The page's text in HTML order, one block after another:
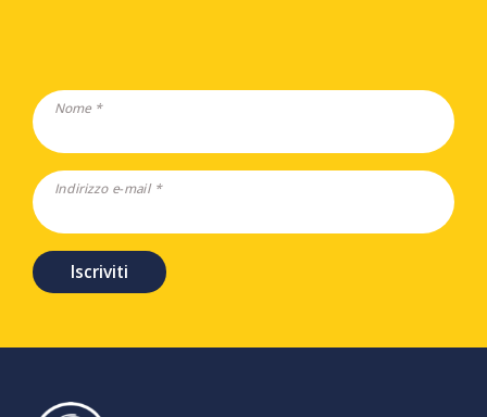
Nome *
Indirizzo e-mail *
Iscriviti